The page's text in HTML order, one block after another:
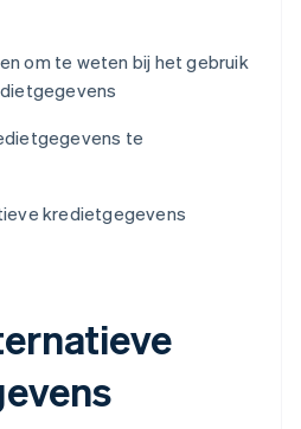
om te weten bij het gebruik
te
kredietgegevens